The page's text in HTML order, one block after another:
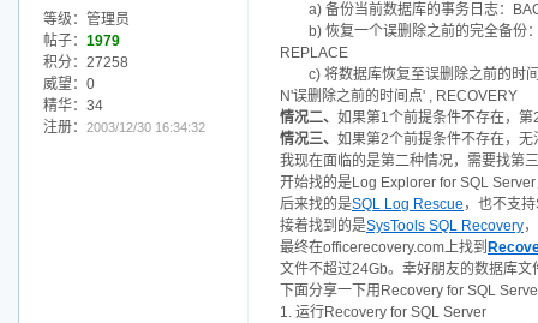
等级：管理员
帖子： 1979
积分：27258
威望：0
精华：34
注册： 2003/12/30 16:34:32
a) 备份当前数据库的事务日志：
b) 恢复一个误删除之前的完全备份：
REPLACE
c) 将数据库恢复至误删除之前的时间
N'误删除之前的时间点' , RECOVERY
情况二、 如果第1个前提条件不存在，
情况三、 如果第2个前提条件不存在，
我现在面临的是第二种情况，需要找第
开始找的是Log Explorer for SQL
后来找的是SQL Log Rescue ，也不支
接着找到的是SysTools SQL Recovery
最终在officerecovery.com上找到
文件不超过24Gb。幸好朋友的数据库
下面分享一下用Recovery for SQL
1. 运行Recovery for SQL Server